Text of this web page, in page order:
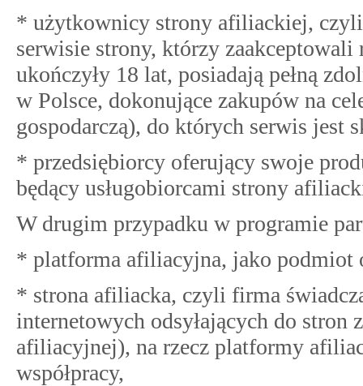
* użytkownicy strony afiliackiej,
serwisie strony, którzy
ukończyły 18 lat, posiadają pełną
w Polsce, dokonujące zakupów na
gospodarczą), do których serwis jest
* przedsiębiorcy oferujący swoje
będący usługobiorcami strony
W drugim przypadku w programie
* platforma afiliacyjna, jako podmiot
* strona afiliacka, czyli firma
internetowych odsyłających do
afiliacyjnej), na rzecz platformy
współpracy,